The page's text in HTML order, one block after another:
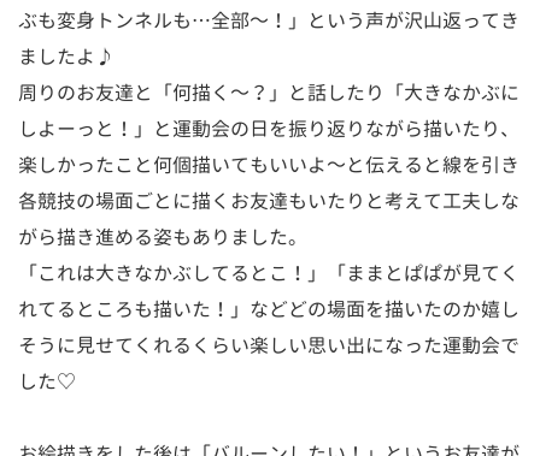
ぶも変身トンネルも…全部～！」という声が沢山返ってき
ましたよ♪
周りのお友達と「何描く～？」と話したり「大きなかぶに
しよーっと！」と運動会の日を振り返りながら描いたり、
楽しかったこと何個描いてもいいよ～と伝えると線を引き
各競技の場面ごとに描くお友達もいたりと考えて工夫しな
がら描き進める姿もありました。
「これは大きなかぶしてるとこ！」「ままとぱぱが見てく
れてるところも描いた！」などどの場面を描いたのか嬉し
そうに見せてくれるくらい楽しい思い出になった運動会で
した♡